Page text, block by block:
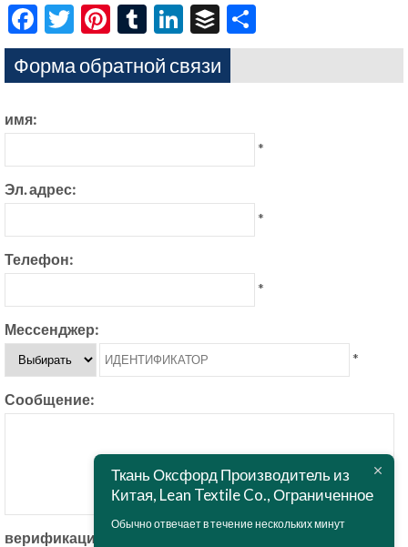
Facebook
Twitter
Pinterest
Tumblr
LinkedIn
Buffer
Форма обратной связи
имя:
*
Эл. адрес:
*
Телефон:
*
Мессенджер:
*
Сообщение:
верификация:
Ткань Оксфорд Производитель из
Китая, Lean Textile Co., Ограниченное
Обычно отвечает в течение нескольких минут